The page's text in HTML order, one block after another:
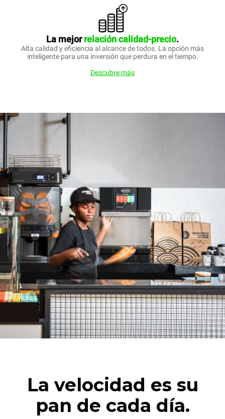
La mejor relación calidad-precio.
Alta calidad y eficiencia al alcance de todos. La opción más
inteligente para una inversión que perdura en el tiempo.
Descubre más
La velocidad es su
pan de cada día.